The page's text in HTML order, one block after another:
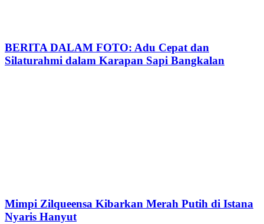
BERITA DALAM FOTO: Adu Cepat dan
Silaturahmi dalam Karapan Sapi Bangkalan
Mimpi Zilqueensa Kibarkan Merah Putih di Istana
Nyaris Hanyut